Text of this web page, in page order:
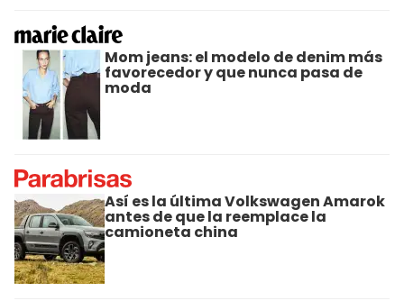
Mom jeans: el modelo de denim más
favorecedor y que nunca pasa de
moda
Así es la última Volkswagen Amarok
antes de que la reemplace la
camioneta china